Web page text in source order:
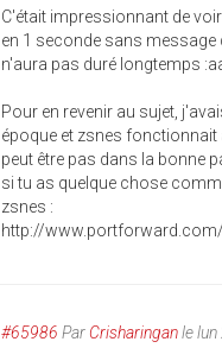
C'était impressionnant de
en 1 seconde sans message
n'aura pas duré longtemps
Pour en revenir au sujet,
époque et zsnes fonctionnait
peut être pas dans la bonne
si tu as quelque chose
zsnes :
http://
#65986 Par Crisharinganle